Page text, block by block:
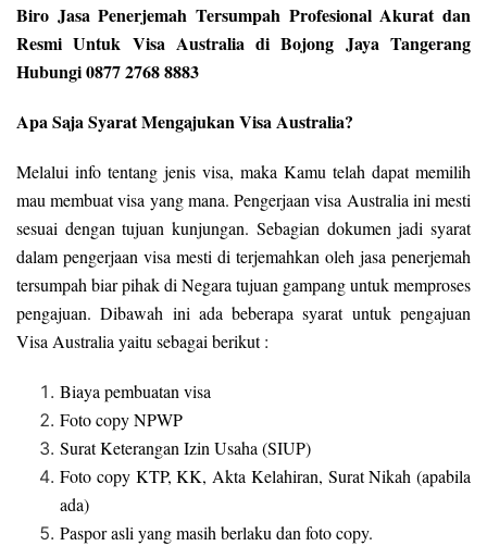
Biro Jasa Penerjemah Tersumpah Profesional Akurat dan
Resmi Untuk Visa Australia di Bojong Jaya Tangerang
Hubungi 0877 2768 8883
Apa Saja Syarat Mengajukan Visa Australia?
Melalui info tentang jenis visa, maka Kamu telah dapat memilih
mau membuat visa yang mana. Pengerjaan visa Australia ini mesti
sesuai dengan tujuan kunjungan. Sebagian dokumen jadi syarat
dalam pengerjaan visa mesti di terjemahkan oleh jasa penerjemah
tersumpah biar pihak di Negara tujuan gampang untuk memproses
pengajuan. Dibawah ini ada beberapa syarat untuk pengajuan
Visa Australia yaitu sebagai berikut :
Biaya pembuatan visa
Foto copy NPWP
Surat Keterangan Izin Usaha (SIUP)
Foto copy KTP, KK, Akta Kelahiran, Surat Nikah (apabila
ada)
Paspor asli yang masih berlaku dan foto copy.